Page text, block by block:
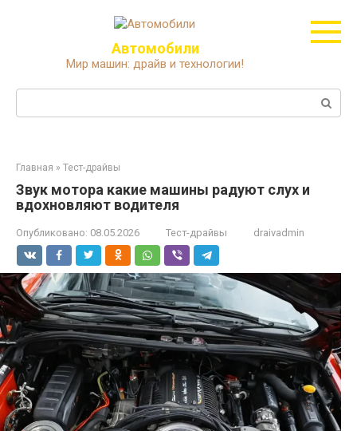
Автомобили
Мир машин: драйв и технологии!
Главная » Тест-драйвы
Звук мотора какие машины радуют слух и
вдохновляют водителя
Опубликовано: 08.05.2026 Тест-драйвы draivadmin